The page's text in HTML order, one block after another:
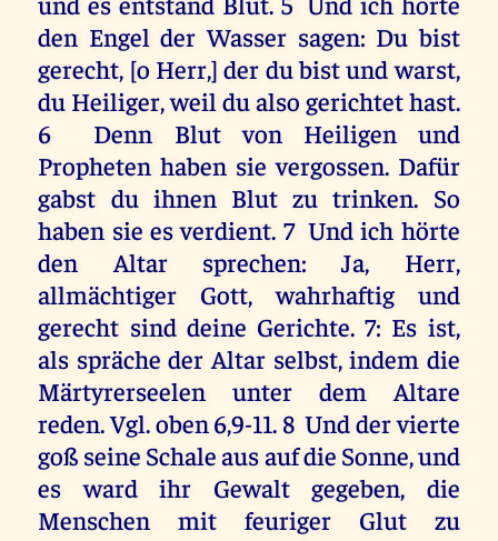
den Engel der Wasser sagen: Du bist
gerecht, [o Herr,] der du bist und warst,
du Heiliger, weil du also gerichtet hast.
6 Denn Blut von Heiligen und
Propheten haben sie vergossen. Dafür
gabst du ihnen Blut zu trinken. So
haben sie es verdient. 7 Und ich hörte
den Altar sprechen: Ja, Herr,
allmächtiger Gott, wahrhaftig und
gerecht sind deine Gerichte. 7: Es ist,
als spräche der Altar selbst, indem die
Märtyrerseelen unter dem Altare
reden. Vgl. oben 6,9-11. 8 Und der vierte
goß seine Schale aus auf die Sonne, und
es ward ihr Gewalt gegeben, die
Menschen mit feuriger Glut zu